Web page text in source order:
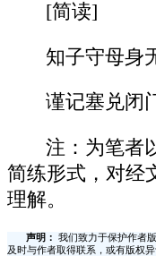
[简读]
知子守母身
谨记塞兑闭
注：为笔者
简练形式，对经
理解。
声明：
我们致力于保护作者
及时与作者取得联系，或有版权